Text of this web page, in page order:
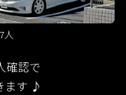
人
確認で
ます ♪